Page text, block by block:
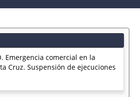
Emergencia comercial en la
Cruz. Suspensión de ejecuciones